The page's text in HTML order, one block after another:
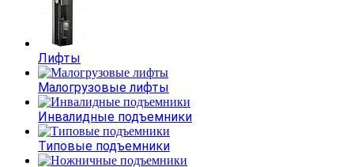
Лифты
Малогрузовые лифты
Инвалидные подъемники
Типовые подъемники